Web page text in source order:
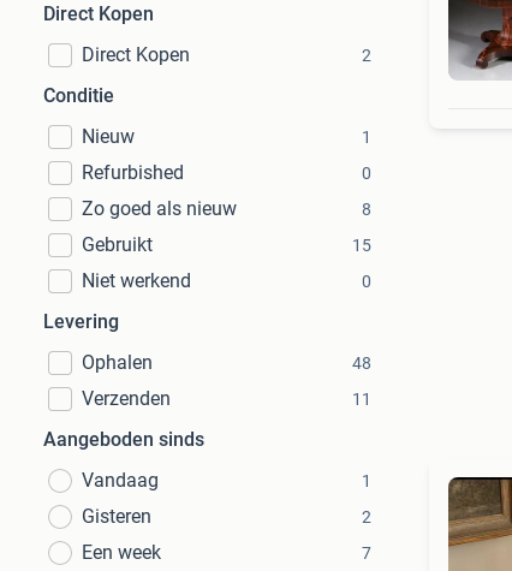
Direct Kopen
Direct Kopen
2
Conditie
Nieuw
1
Refurbished 0
Zo goed als nieuw 8
Gebruikt 15
Niet werkend 0
Levering
Ophalen
48
Verzenden 11
Aangeboden sinds
Vandaag
1
Gisteren 2
Een week 7